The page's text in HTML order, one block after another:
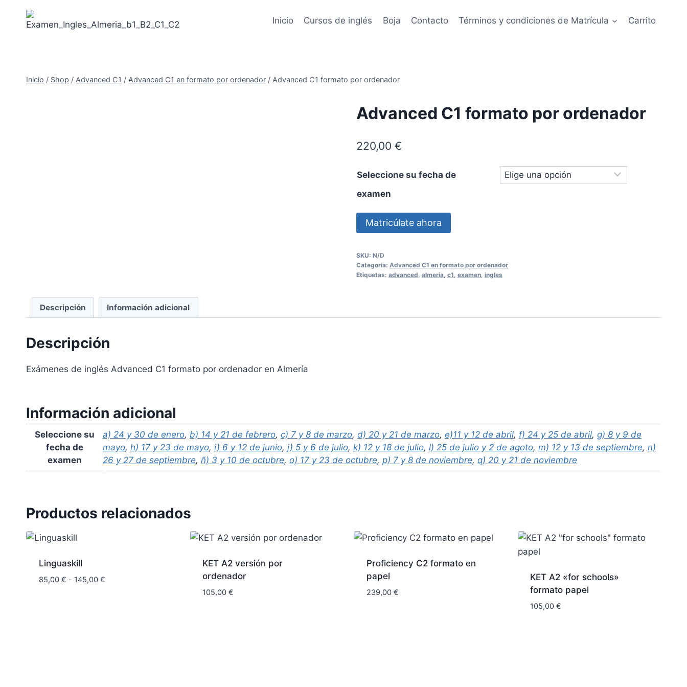
Inicio Cursos de inglés Boja Contacto Términos y condiciones de Matrícula Carrito
Inicio / Shop / Advanced C1 / Advanced C1 en formato por ordenador / Advanced C1 formato por ordenador
Advanced C1 formato por ordenador
220,00 €
Seleccione su fecha de
examen
Advanced
C1
por
ordenador
Matricúlate ahora
SKU: N/D
Categoría: Advanced C1 en formato por ordenador
Etiquetas: advanced almeria, c1 examen, ingles
Descripción Información adicional
Descripción
Exámenes de inglés Advanced C1 formato por ordenador en Almería
Información adicional
Seleccione su
fecha de
examen
a) 24 y 30 de enero, b) 14 y 21 de febrero, c) 7 y 8 de marzo, d) 20 y 21 de marzo, e)11 y 12 de abril, f) 24 y 25 de abril, g) 8 y 9 de
mayo, h) 17 y 23 de mayo, i) 6 y 12 de junio, j) 5 y 6 de julio, k) 12 y 18 de julio, l) 25 de julio y 2 de agoto, m) 12 y 13 de septiembre, n)
26 y 27 de septiembre, ñ) 3 y 10 de octubre, o) 17 y 23 de octubre, p) 7 y 8 de noviembre, q) 20 y 21 de noviembre
Productos relacionados
Linguaskill
85,00 € - 145,00 €Rango
KET A2 versión por
ordenador
105,00 €
Proficiency C2 formato en
papel
239,00 €
KET A2 «for schools»
formato papel
105,00 €